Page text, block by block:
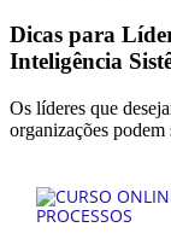
Dicas para
Inteligência
Os líderes que
organizações podem